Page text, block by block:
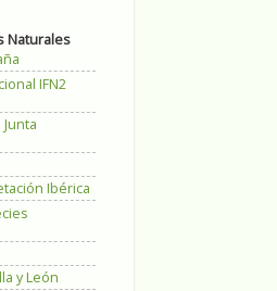
Naturales
IFN2
Ibérica
y León